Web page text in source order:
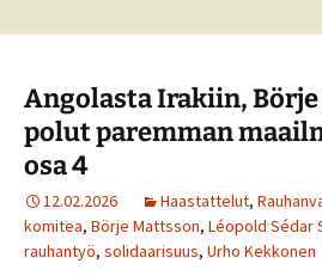
Angolasta Irakiin,
polut paremman
osa 4
12.02.2026 Haastattelut,
komitea, Börje Mattsson, Léopold Sédar
rauhantyö, solidaarisuus, Urho Kekkonen